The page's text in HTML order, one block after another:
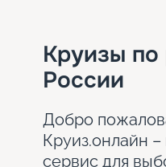
Круизы по
России
Добро
Круиз.онлайн
сервис для